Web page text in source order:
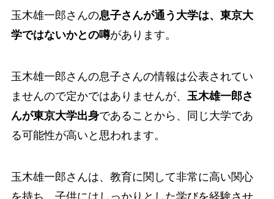
玉木雄一郎さんの息子さんが通う大学は、東京大
学ではないかとの噂があります。
玉木雄一郎さんの息子さんの情報は公表されてい
ませんので定かではありませんが、 玉木雄一郎さ
んが東京大学出身であることから、同じ大学であ
る可能性が高いと思われます。
玉木雄一郎さんは、教育に関して非常に高い関心
を持ち、子供にはしっかりとした学びを経験させ